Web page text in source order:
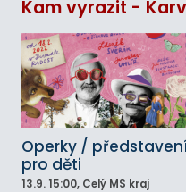
Kam vyrazit -
Operky /
pro děti
13.9. 15:00, Celý MS kraj